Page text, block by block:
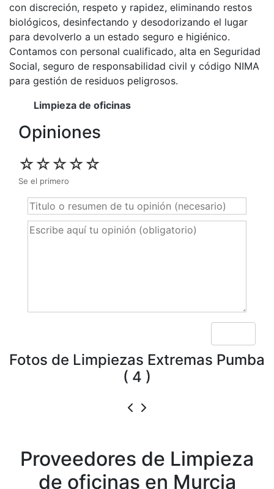
con discreción, respeto y rapidez, eliminando restos
biológicos, desinfectando y desodorizando el lugar
para devolverlo a un estado seguro e higiénico.
Contamos con personal cualificado, alta en Seguridad
Social, seguro de responsabilidad civil y código NIMA
para gestión de residuos peligrosos.
Limpieza de oficinas
Opiniones
☆☆☆☆☆
Se el primero
Fotos de Limpiezas Extremas Pumba
( 4 )
Proveedores de Limpieza
de oficinas en Murcia